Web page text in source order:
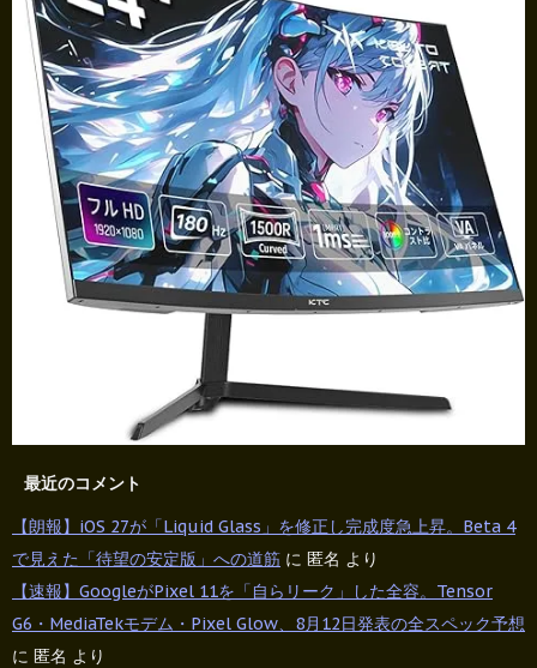
最近のコメント
【朗報】iOS 27が「Liquid Glass」を修正し完成度急上昇。Beta 4
で見えた「待望の安定版」への道筋 に 匿名 より
【速報】GoogleがPixel 11を「自らリーク」した全容。Tensor
G6・MediaTekモデム・Pixel Glow、8月12日発表の全スペック予想
に 匿名 より